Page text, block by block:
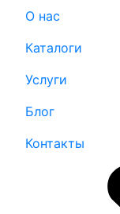
О нас
Каталоги
Услуги
Блог
Контакты